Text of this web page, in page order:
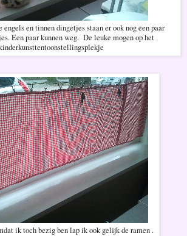
engels en tinnen dingetjes staan er ook nog een paar
Een paar kunnen weg. De leuke mogen op het
ik toch bezig ben lap ik ook gelijk de ramen .